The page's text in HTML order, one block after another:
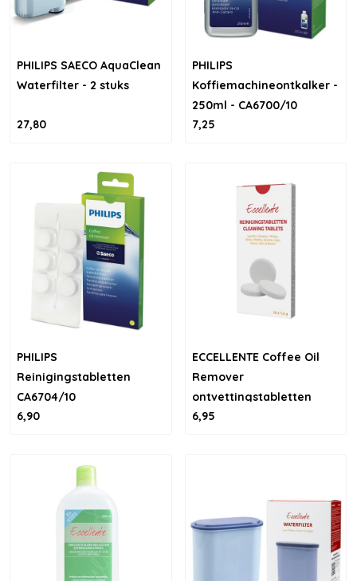
PHILIPS SAECO AquaClean
Waterfilter - 2 stuks
27,80
PHILIPS
Koffiemachineontkalker -
250ml - CA6700/10
7,25
PHILIPS
Reinigingstabletten
CA6704/10
6,90
ECCELLENTE Coffee Oil
Remover
ontvettingstabletten
voor Philips Saeco - 10
6,95